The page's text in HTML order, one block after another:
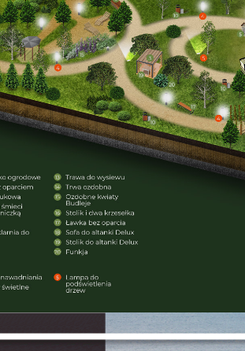
przez specjalnie stworzoną